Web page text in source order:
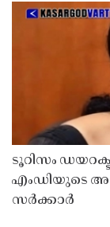
ടൂറിസം
എംഡിയുടെ
സർക്കാർ